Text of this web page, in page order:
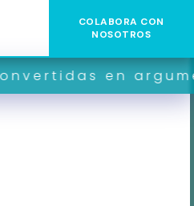
COLABORA CON
NOSOTROS
argumentos y